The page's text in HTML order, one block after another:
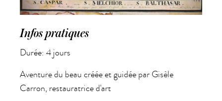
Infos pratiques
Durée: 4 jours
Aventure du beau créée et guidée par Gisèle
Carron, restauratrice d'art